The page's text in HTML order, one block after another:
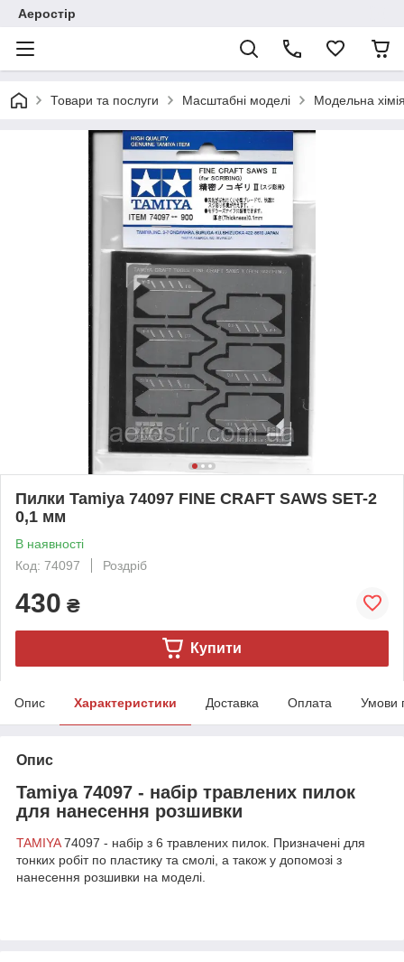
Аеростір
Товари та послуги Масштабні моделі Модельна
Пилки Tamiya 74097 FINE CRAFT SAWS SET-2
0,1 мм
В наявності
Код: 74097
Роздріб
430 ₴
Купити
Опис Характеристики Доставка Оплата Умови
Опис
Tamiya 74097 - набір травлених пилок
для нанесення розшивки
TAMIYA74097 - набір з 6 травлених пилок. Призначені для
тонких робіт по пластику та смолі, а також у допомозі з
нанесення розшивки на моделі.